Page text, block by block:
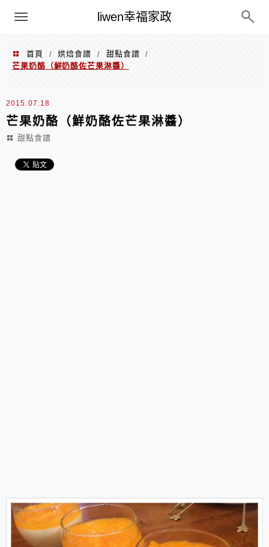
liwen幸福家政
menu
首頁 / 烘焙食譜 / 甜點食譜
/
芒果奶酪（鮮奶酪佐芒果淋醬）
2015.07.18
芒果奶酪（鮮奶酪佐芒果淋醬）
甜點食譜